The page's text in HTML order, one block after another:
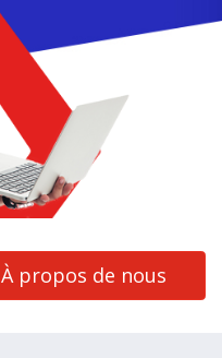
À propos de nous